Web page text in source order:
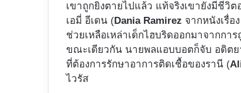
เขาถูกยิงตายไปแล้ว แท้จริงเขายังมีชีวิ
เอมี่ อีเดน (Dania Ramirez จากหนังเรื่อง
ช่วยเหลือเหล่าเด็กไฮบริดออกมาจากกา
ขณะเดียวกัน นายพลแอบบอตก็จับ อดิตย
ที่ต้องการรักษาอาการติดเชื้อของรานี (
ไวรัส